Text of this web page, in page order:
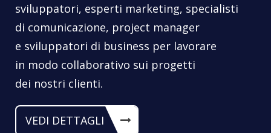
sviluppatori, esperti marketing, specialisti
di comunicazione, project manager
e sviluppatori di business per lavorare
in modo collaborativo sui progetti
dei nostri clienti.
VEDI DETTAGLI